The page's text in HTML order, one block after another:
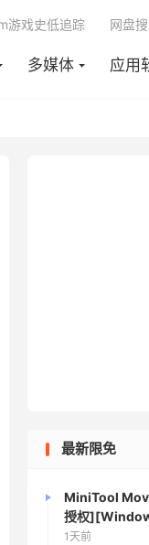
多媒体 应用
游戏史低追踪 网盘
最新限免
MiniTool
授权
1天前